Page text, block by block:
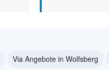
Via Angebote in Wolfsberg